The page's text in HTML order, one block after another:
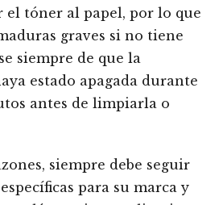
el tóner al papel, por lo que
graves si no tiene
siempre de que la
estado apagada durante
antes de limpiarla o
siempre debe seguir
para su marca y